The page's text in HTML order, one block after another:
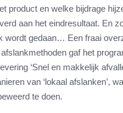
product en welke bijdrage
aan het eindresultaat. En
wordt gedaan… Een fraai
gaf het
‘Snel en makkelijk
van ‘lokaal afslanken’,
te doen.